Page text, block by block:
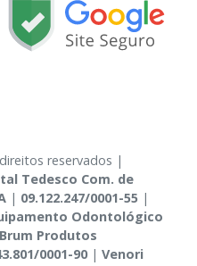
reservados |
Tedesco Com. de
| 09.122.247/0001-55 |
Odontológico
Brum Produtos
0001-90| Venori